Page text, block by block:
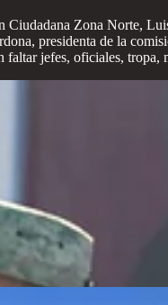
Ciudadana Zona Norte,
presidenta de la
jefes, oficiales, tropa,